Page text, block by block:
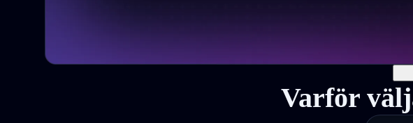
Varför